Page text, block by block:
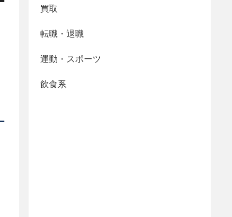
買取
転職・退職
運動・スポーツ
飲食系